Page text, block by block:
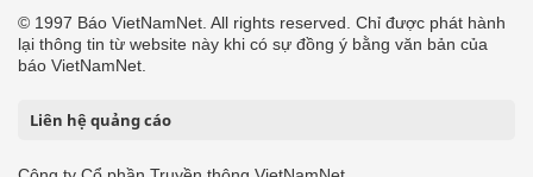
© 1997 Báo VietNamNet. All rights reserved. Chỉ được phát hành
lại thông tin từ website này khi có sự đồng ý bằng văn bản của
báo VietNamNet.
Liên hệ quảng cáo